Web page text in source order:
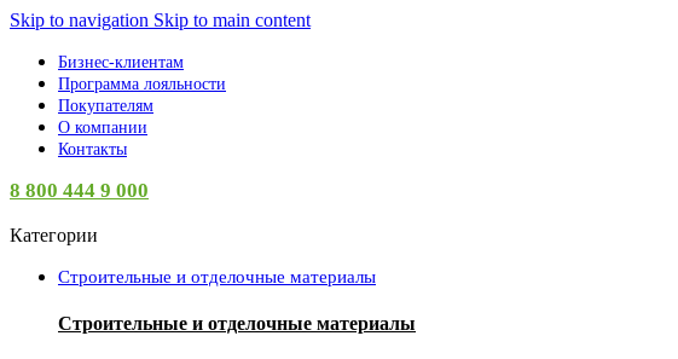
Skip to navigation Skip to main content
Бизнес-клиентам
Программа лояльности
Покупателям
О компании
Контакты
8 800 444 9 000
Категории
Строительные и отделочные материалы
Строительные и отделочные материалы